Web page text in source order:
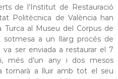
de l’Institut de Restauració
Politècnica de València han
al Museu del Corpus de
sotmesa a un llarg procés de
ser enviada a restaurar el 7
més d’un any i dos mesos
tornarà a lluir amb tot el seu